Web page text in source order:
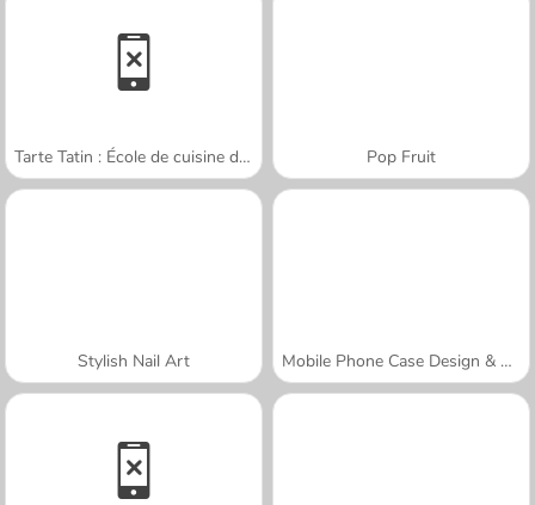
Tarte Tatin : École de cuisine de Sara Pop Fruit
Stylish Nail Art Mobile Phone Case Design & DIY